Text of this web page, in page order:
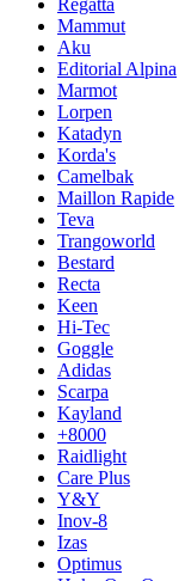
Mammut
Aku
Editorial Alpina
Marmot
Lorpen
Katadyn
Korda's
Camelbak
Maillon Rapide
Teva
Trangoworld
Bestard
Recta
Keen
Hi-Tec
Goggle
Adidas
Scarpa
Kayland
+8000
Raidlight
Care Plus
Y&Y
Inov-8
Izas
Optimus